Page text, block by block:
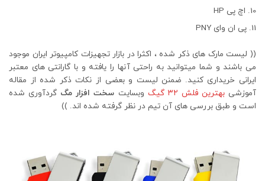
اچ پی HP
پی ان وای PNY
(( لیست مارک های ذکر شده ، اکثرا در بازار تجهیزات کامپیوتر ایران موجود
می باشند و شما میتوانید به راحتی آنها را یافته و با گارانتی های معتبر
ایرانی خریداری کنید. ضمنن لیست و بعضی از نکات ذکر شده از مقاله
آموزشیبهترین فلش ۳۲ گیگ وبسایت سخت افزار مگ گردآوری شده
است و طبق بررسی های آن تیم در نظر گرفته شده اند. ))